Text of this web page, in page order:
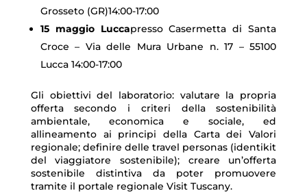
Grosseto (GR)14:00-17:00
15 maggio Luccapresso Casermetta di Santa
Croce – Via delle Mura Urbane n. 17 – 55100
Lucca 14:00-17:00
Gli obiettivi del laboratorio: valutare la propria
offerta secondo i criteri della sostenibilità
ambientale, economica e sociale, ed
allineamento ai principi della Carta dei Valori
regionale; definire delle travel personas (identikit
del viaggiatore sostenibile); creare un’offerta
sostenibile distintiva da poter promuovere
tramite il portale regionale Visit Tuscany.